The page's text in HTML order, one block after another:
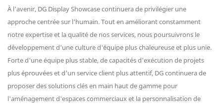
À l'avenir, DG Display Showcase continuera de privilégier une
approche centrée sur l'humain. Tout en améliorant constamment
notre expertise et la qualité de nos services, nous poursuivrons le
développement d'une culture d'équipe plus chaleureuse et plus unie.
Forte d'une équipe plus stable, de capacités d'exécution de projets
plus éprouvées et d'un service client plus attentif, DG continuera de
proposer des solutions clés en main haut de gamme pour
l'aménagement d'espaces commerciaux et la personnalisation de